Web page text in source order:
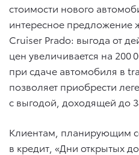
стоимости нового
интересное предложение
Cruiser Prado: выгода от
цен увеличивается на 200
при сдаче автомобиля в
позволяет приобрести
с выгодой, доходящей до
Клиентам, планирующим
в кредит, «Дни открытых